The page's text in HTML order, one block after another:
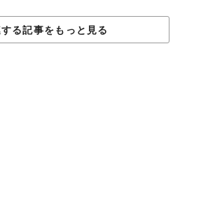
る記事をもっと見る